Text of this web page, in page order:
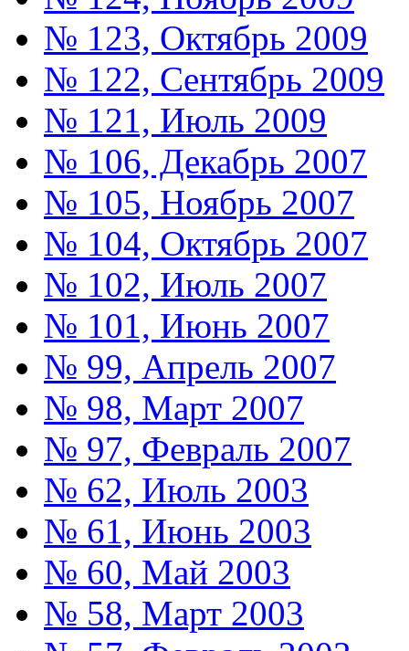
№ 123, Октябрь 2009
№ 122, Сентябрь 2009
№ 121, Июль 2009
№ 106, Декабрь 2007
№ 105, Ноябрь 2007
№ 104, Октябрь 2007
№ 102, Июль 2007
№ 101, Июнь 2007
№ 99, Апрель 2007
№ 98, Март 2007
№ 97, Февраль 2007
№ 62, Июль 2003
№ 61, Июнь 2003
№ 60, Май 2003
№ 58, Март 2003